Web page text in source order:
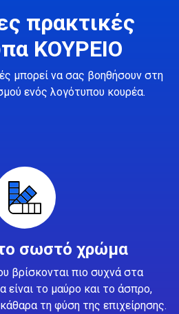
πρακτικές
ΚΟΥΡΕΙΟ
μπορεί να σας βοηθήσουν στη
ενός λογότυπου κουρέα.
σωστό χρώμα
βρίσκονται πιο συχνά στα
είναι το μαύρο και το άσπρο,
τη φύση της επιχείρησης.